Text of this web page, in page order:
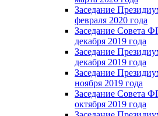
Заседание
февраля 2020 года
Заседание Совета
декабря 2019 года
Заседание
декабря 2019 года
Заседание
ноября 2019 года
Заседание Совета
октября 2019 года